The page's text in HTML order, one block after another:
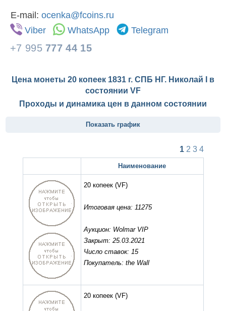
E-mail: ocenka@fcoins.ru
Viber
WhatsApp Telegram
+7 995 777 44 15
Цена монеты 20 копеек 1831 г. СПБ НГ. Николай I в
состоянии VF
Проходы и динамика цен в данном состоянии
Показать график
1 2 3 4
Наименование
20 копеек(VF)
Итоговая цена: 11275
Аукцион: Wolmar VIP
Закрыт: 25.03.2021
Число ставок: 15
Покупатель: the Wall
20 копеек(VF)